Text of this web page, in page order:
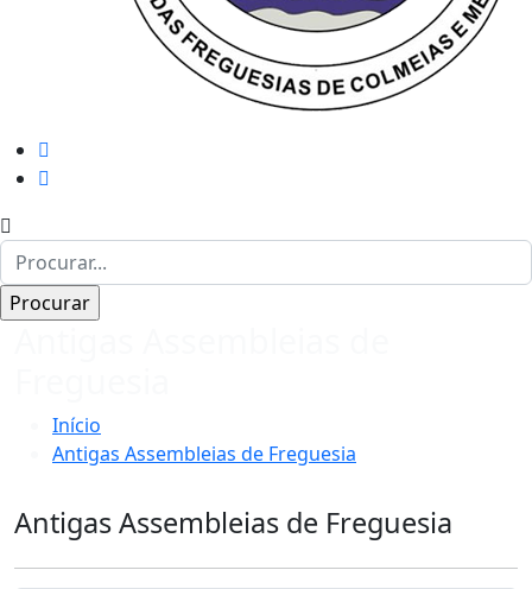
Início
Antigas Assembleias de Freguesia
Antigas Assembleias de Freguesia